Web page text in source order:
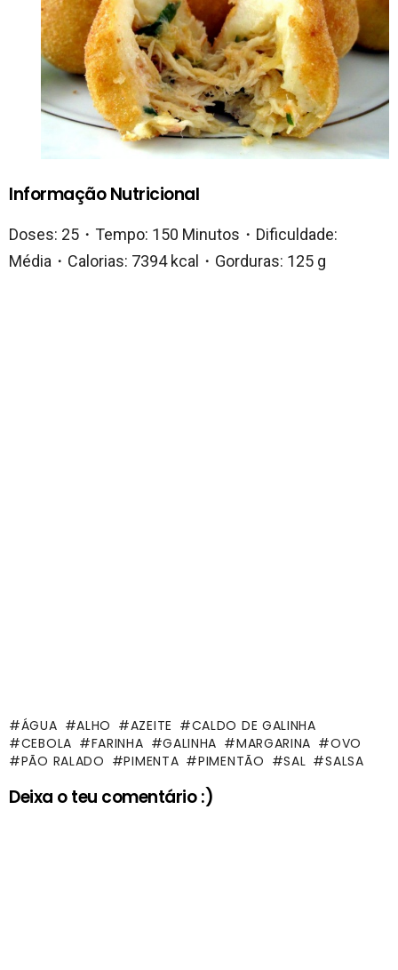
Informação Nutricional
Doses: 25・Tempo: 150 Minutos・Dificuldade:
Média・Calorias: 7394 kcal・Gorduras: 125 g
ÁGUA ALHO AZEITE
CALDO DE GALINHA
CEBOLA
FARINHA GALINHA MARGARINA
OVO
PÃO RALADO
PIMENTA PIMENTÃO SAL SALSA
Deixa o teu comentário :)